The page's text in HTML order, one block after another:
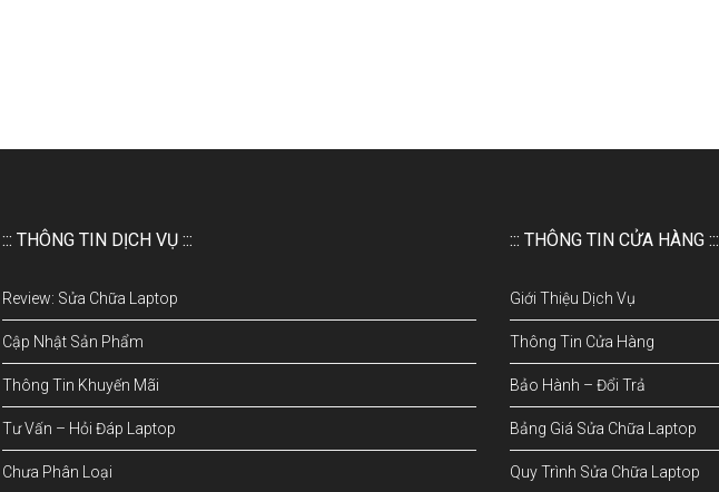
::: THÔNG TIN DỊCH VỤ :::
Review: Sửa Chữa Laptop
Cập Nhật Sản Phẩm
Thông Tin Khuyến Mãi
Tư Vấn – Hỏi Đáp Laptop
Chưa Phân Loại
::: THÔNG TIN CỬA HÀNG :::
Giới Thiệu Dịch Vụ
Thông Tin Cửa Hàng
Bảo Hành – Đổi Trả
Bảng Giá Sửa Chữa Laptop
Quy Trình Sửa Chữa Laptop